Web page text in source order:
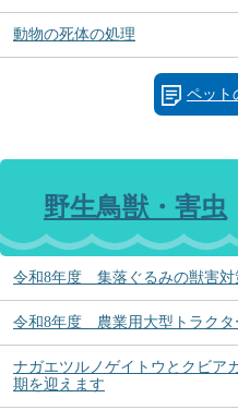
動物の死体の処理
ペット
野生鳥獣・害虫
令和8年度 集落ぐるみの獣害対
令和8年度 農業用大型トラクタ
ナガエツルノゲイトウとクビア
期を迎えます